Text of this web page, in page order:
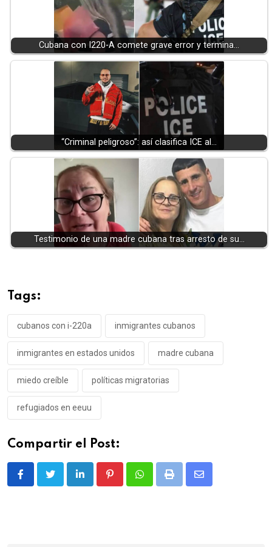
Cubana con I220-A comete grave error y termina…
“Criminal peligroso”: así clasifica ICE al…
Testimonio de una madre cubana tras arresto de su…
Tags:
cubanos con i-220a inmigrantes cubanos
inmigrantes en estados unidos madre cubana
miedo creíble políticas migratorias
refugiados en eeuu
Compartir el Post:
LinkedIn PinterestWhatsappPrint
Share